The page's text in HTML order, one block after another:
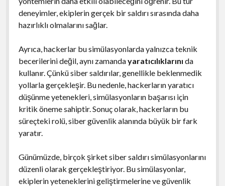
deneyimler, ekiplerin gerçek bir saldırı sırasında daha
hazırlıklı olmalarını sağlar.
Ayrıca, hackerlar bu simülasyonlarda yalnızca teknik
becerilerini değil, aynı zamandayaratıcılıklarını da
kullanır. Çünkü siber saldırılar, genellikle beklenmedik
yollarla gerçekleşir. Bu nedenle, hackerların yaratıcı
düşünme yetenekleri, simülasyonların başarısı için
kritik öneme sahiptir. Sonuç olarak, hackerların bu
süreçteki rolü, siber güvenlik alanında büyük bir fark
yaratır.
Günümüzde, birçok şirket siber saldırı simülasyonlarını
düzenli olarak gerçekleştiriyor. Bu simülasyonlar,
ekiplerin yeteneklerini geliştirmelerine ve güvenlik